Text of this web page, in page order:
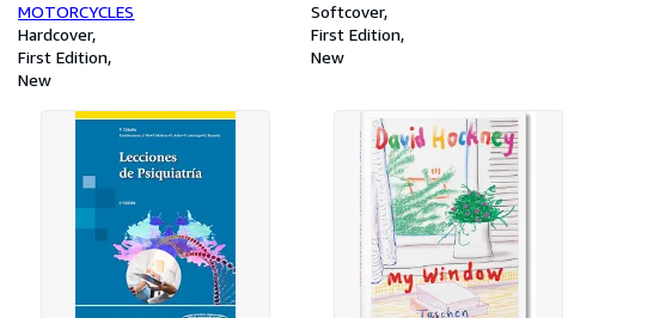
MOTORCYCLES
Hardcover
First Edition
New
Softcover
First Edition
New